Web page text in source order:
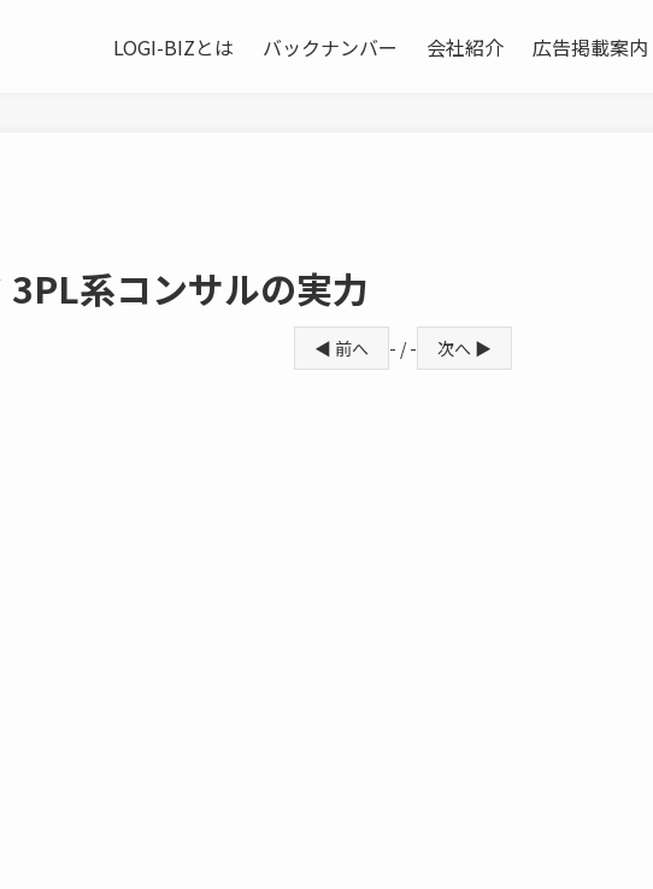
LOGI-BIZとは バックナンバー 会社紹介 広告掲載案内
系コンサルの実力
◀ 前へ - / - 次へ ▶